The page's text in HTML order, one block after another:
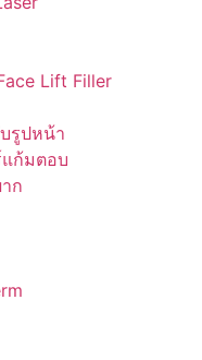
Lift Filler
รูปหน้า
ก้มตอบ
ก